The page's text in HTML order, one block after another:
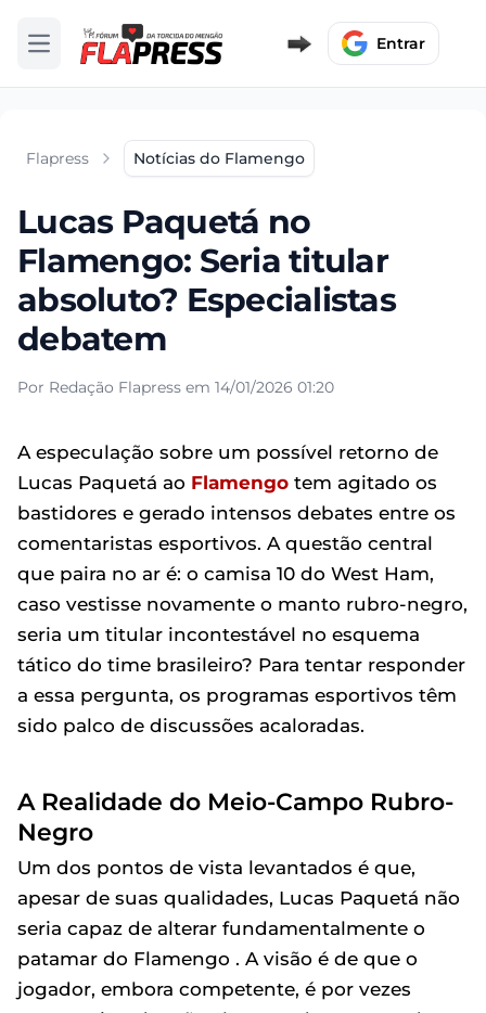
Abrir menu Entrar
Flapress Notícias do Flamengo
Lucas Paquetá no
Flamengo: Seria titular
absoluto? Especialistas
debatem
Por Redação Flapress em 14/01/2026 01:20
A especulação sobre um possível retorno de
Lucas Paquetá ao Flamengo tem agitado os
bastidores e gerado intensos debates entre os
comentaristas esportivos. A questão central
que paira no ar é: o camisa 10 do West Ham,
caso vestisse novamente o manto rubro-negro,
seria um titular incontestável no esquema
tático do time brasileiro? Para tentar responder
a essa pergunta, os programas esportivos têm
sido palco de discussões acaloradas.
A Realidade do Meio-Campo Rubro-
Negro
Um dos pontos de vista levantados é que,
apesar de suas qualidades, Lucas Paquetá não
seria capaz de alterar fundamentalmente o
patamar do Flamengo . A visão é de que o
jogador, embora competente, é por vezes